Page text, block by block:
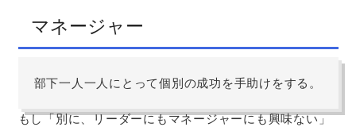
マネージャー
部下一人一人にとって個別の成功を手助けをする。
もし「別に、リーダーにもマネージャーにも興味ない」